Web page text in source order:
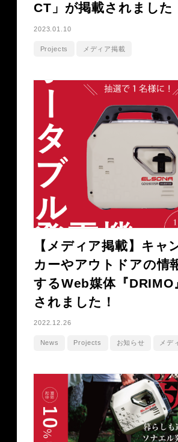
CT」が掲載されました
2023.01.10
Projects メディア掲載
【メディア掲載】キャ
カーやアウトドアの情
するWeb媒体『DRIMO
されました！
2022.12.26
News Projects お知らせ メデ